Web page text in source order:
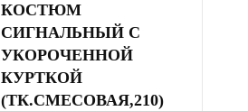
КОСТЮМ
СИГНАЛЬНЫЙ С
УКОРОЧЕННОЙ
КУРТКОЙ
(ТК.СМЕСОВАЯ,210)